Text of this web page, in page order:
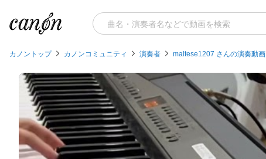
カノントップ カノンコミュニティ 演奏者 maltese1207 さんの演奏動画